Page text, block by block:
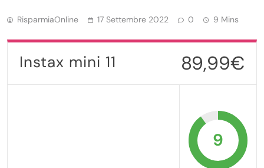
RisparmiaOnline 17 Settembre 2022 0 9 Mins
Instax mini 11 89,99€
9